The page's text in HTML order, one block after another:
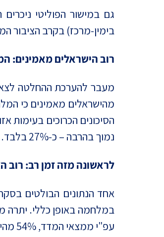
בימין-מרכז) בקרב הציבור המזוהה עם השמאל רק 48% סבורים כי ההחלטה
רוב הישראלים מאמינים:
מהישראלים מאמינים כי
נמוך בהרבה – כ-27% בלבד.
לראשונה מזה זמן רב: רוב
אחד הנתונים הבולטים
במלחמה באופן כללי. יתרה
עפ"י ממצאי המדד, 54% מהישראלים ו-62% מקרב היהודים סבורים כי ישראל מנצחת במלחמה.